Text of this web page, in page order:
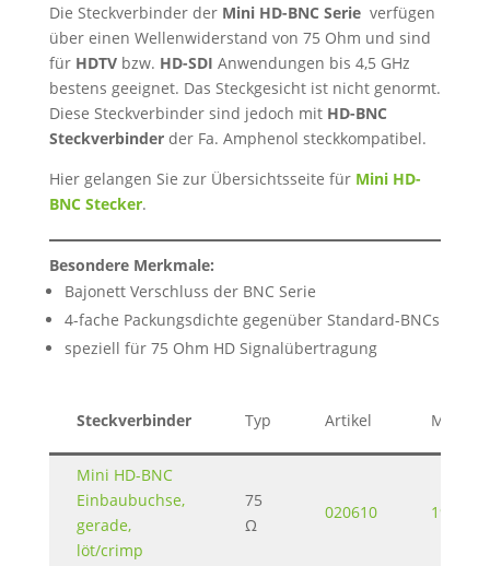
Die Steckverbinder der Mini HD-BNC Serieverfügen
über einen Wellenwiderstand von 75 Ohm und sind
für HDTVbzw. HD-SDI Anwendungen bis 4,5 GHz
bestens geeignet. Das Steckgesicht ist nicht genormt.
Diese Steckverbinder sind jedoch mit HD-BNC
Steckverbinderder Fa. Amphenol steckkompatibel.
Hier gelangen Sie zur Übersichtsseite für Mini HD-
BNC Stecker.
Besondere Merkmale:
Bajonett Verschluss der BNC Serie
4-fache Packungsdichte gegenüber Standard-BNCs
speziell für 75 Ohm HD Signalübertragung
Steckverbinder Typ Artikel
Mini HD-BNC
Einbaubuchse,
gerade,
löt/crimp
75
Ω
020610 19,24